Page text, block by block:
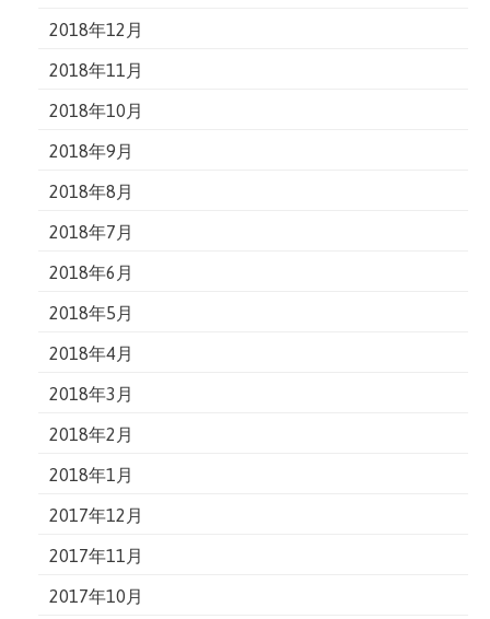
2018年12月
2018年11月
2018年10月
2018年9月
2018年8月
2018年7月
2018年6月
2018年5月
2018年4月
2018年3月
2018年2月
2018年1月
2017年12月
2017年11月
2017年10月